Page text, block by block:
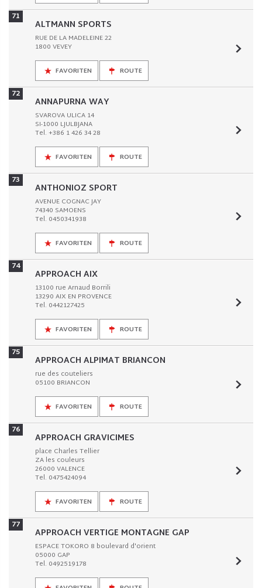
71
ALTMANN SPORTS
RUE DE LA MADELEINE 22
1800 VEVEY
FAVORITEN ROUTE
72
ANNAPURNA WAY
SVAROVA ULICA 14
SI-1000 LJULBJANA
Tel. +386 1 426 34 28
FAVORITEN ROUTE
73
ANTHONIOZ SPORT
AVENUE COGNAC JAY
74340 SAMOENS
Tel. 0450341938
FAVORITEN ROUTE
74
APPROACH AIX
13100 rue Arnaud Borrili
13290 AIX EN PROVENCE
Tel. 0442127425
FAVORITEN ROUTE
75
APPROACH ALPIMAT BRIANCON
rue des couteliers
05100 BRIANCON
FAVORITEN ROUTE
76
APPROACH GRAVICIMES
place Charles Tellier
ZA les couleurs
26000 VALENCE
Tel. 0475424094
FAVORITEN ROUTE
77
APPROACH VERTIGE MONTAGNE GAP
ESPACE TOKORO 8 boulevard d'orient
05000 GAP
Tel. 0492519178